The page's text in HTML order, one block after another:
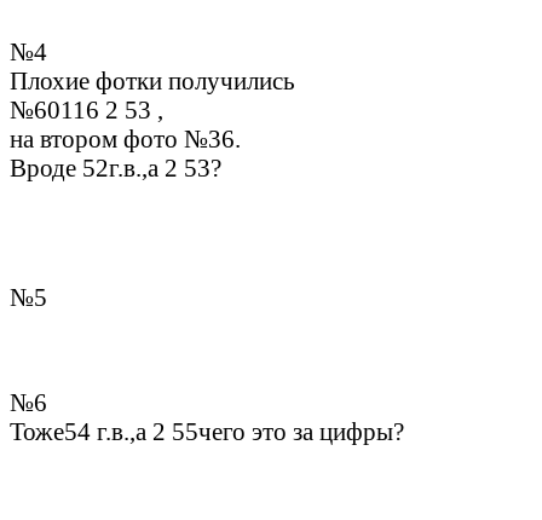
№4
Плохие фотки получились
№60116 2 53 ,
на втором фото №36.
Вроде 52г.в.,а 2 53?
№5
№6
Тоже54 г.в.,а 2 55чего это за цифры?